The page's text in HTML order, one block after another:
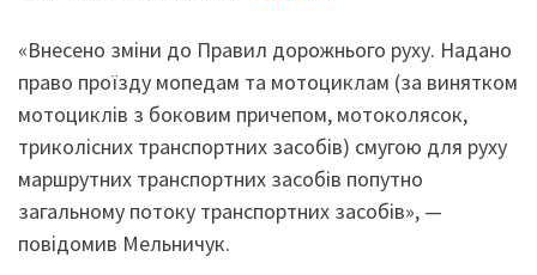
«Внесено зміни до Правил дорожнього руху. Надано
право проїзду мопедам та мотоциклам (за винятком
мотоциклів з боковим причепом, мотоколясок,
триколісних транспортних засобів) смугою для руху
маршрутних транспортних засобів попутно
загальному потоку транспортних засобів», —
повідомив Мельничук.